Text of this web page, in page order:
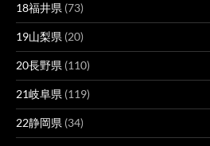
18福井県 (73)
19山梨県 (20)
20長野県 (110)
21岐阜県 (119)
22静岡県 (34)